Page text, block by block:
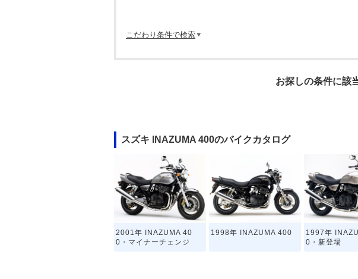
こだわり条件で検索
お探しの条件に該
スズキ INAZUMA 400のバイクカタログ
2001年 INAZUMA 40
0・マイナーチェンジ
1998年 INAZUMA 400
1997年
0・新登場